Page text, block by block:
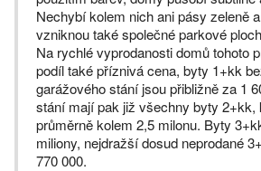
Nechybí kolem nich ani pásy zeleně
vzniknou také společné parkové
Na rychlé vyprodanosti domů tohoto
podíl také příznivá cena, byty 1+kk
garážového stání jsou přibližně za 1
stání mají pak již všechny byty 2+kk,
průměrně kolem 2,5 milonu. Byty
miliony, nejdražší dosud neprodané
770 000.